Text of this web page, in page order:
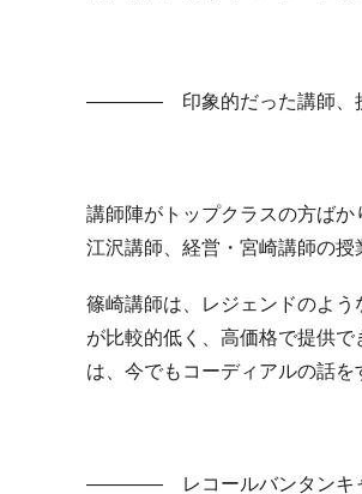
―――― 印象的だった講師、授
講師陣がトップクラスの方ば
江沢講師、経営・宮崎講師の授
篠崎講師は、レジェンドのよ
が比較的低く、高価格で提供
は、今でもコーディアルの話を
―――― レコールバンタンキャ